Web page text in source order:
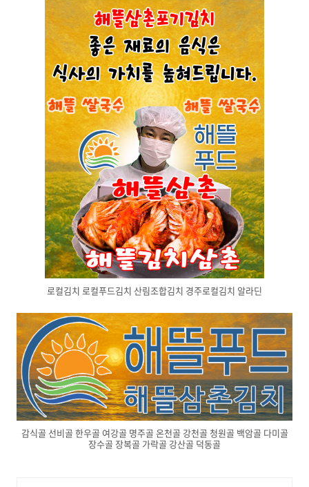
로컬김치 로컬푸드김치 산림조합김치 경주로컬김치 알라딘
감식골 선비골 한우골 여강골 명주골 온천골 강천골 청원골 백암골 다미골
장수골 장복골 가락골 강산골 덕동골